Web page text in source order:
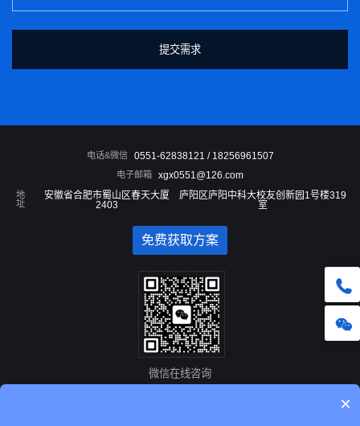
电话&微信 0551-62838121 / 18256961507
电子邮箱 xgx0551@126.com
地
址
安徽省合肥市蜀山区春天大厦
2403
庐阳区庐阳中科大校友创新园1号楼319
室
免费获取方案
微信在线咨询
×